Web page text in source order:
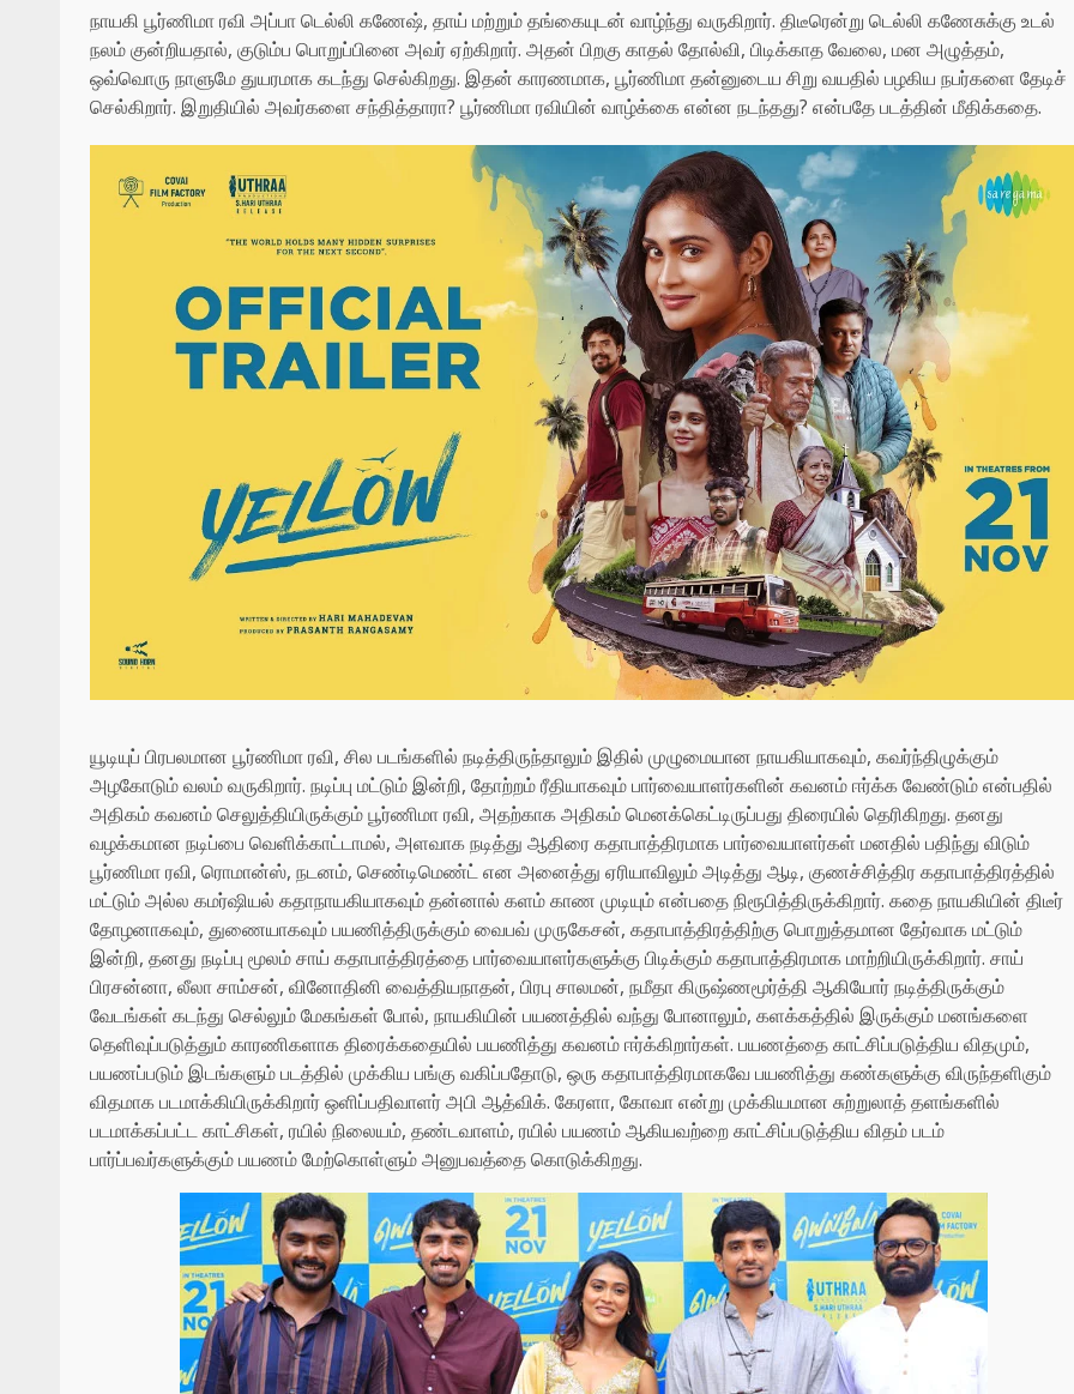
நாயகி பூர்ணிமா ரவி அப்பா டெல்லி கணேஷ், தாய் மற்றும் தங்கையுடன் வாழ்ந்து வருகிறார். திடீரென்று டெல்லி கணேசுக்கு உடல்
நலம் குன்றியதால், குடும்ப பொறுப்பினை அவர் ஏற்கிறார். அதன் பிறகு காதல் தோல்வி, பிடிக்காத வேலை, மன அழுத்தம்,
ஒவ்வொரு நாளுமே துயரமாக கடந்து செல்கிறது. இதன் காரணமாக, பூர்ணிமா தன்னுடைய சிறு வயதில் பழகிய நபர்களை தேடிச்
செல்கிறார். இறுதியில் அவர்களை சந்தித்தாரா? பூர்ணிமா ரவியின் வாழ்க்கை என்ன நடந்தது? என்பதே படத்தின் மீதிக்கதை.
யூடியுப் பிரபலமான பூர்ணிமா ரவி, சில படங்களில் நடித்திருந்தாலும் இதில் முழுமையான நாயகியாகவும், கவர்ந்திழுக்கும்
அழகோடும் வலம் வருகிறார். நடிப்பு மட்டும் இன்றி, தோற்றம் ரீதியாகவும் பார்வையாளர்களின் கவனம் ஈர்க்க வேண்டும் என்பதில்
அதிகம் கவனம் செலுத்தியிருக்கும் பூர்ணிமா ரவி, அதற்காக அதிகம் மெனக்கெட்டிருப்பது திரையில் தெரிகிறது. தனது
வழக்கமான நடிப்பை வெளிக்காட்டாமல், அளவாக நடித்து ஆதிரை கதாபாத்திரமாக பார்வையாளர்கள் மனதில் பதிந்து விடும்
பூர்ணிமா ரவி, ரொமான்ஸ், நடனம், செண்டிமெண்ட் என அனைத்து ஏரியாவிலும் அடித்து ஆடி, குணச்சித்திர கதாபாத்திரத்தில்
மட்டும் அல்ல கமர்ஷியல் கதாநாயகியாகவும் தன்னால் களம் காண முடியும் என்பதை நிரூபித்திருக்கிறார். கதை நாயகியின் திடீர்
தோழனாகவும், துணையாகவும் பயணித்திருக்கும் வைபவ் முருகேசன், கதாபாத்திரத்திற்கு பொறுத்தமான தேர்வாக மட்டும்
இன்றி, தனது நடிப்பு மூலம் சாய் கதாபாத்திரத்தை பார்வையாளர்களுக்கு பிடிக்கும் கதாபாத்திரமாக மாற்றியிருக்கிறார். சாய்
பிரசன்னா, லீலா சாம்சன், வினோதினி வைத்தியநாதன், பிரபு சாலமன், நமீதா கிருஷ்ணமூர்த்தி ஆகியோர் நடித்திருக்கும்
வேடங்கள் கடந்து செல்லும் மேகங்கள் போல், நாயகியின் பயணத்தில் வந்து போனாலும், களக்கத்தில் இருக்கும் மனங்களை
தெளிவுப்படுத்தும் காரணிகளாக திரைக்கதையில் பயணித்து கவனம் ஈர்க்கிறார்கள். பயணத்தை காட்சிப்படுத்திய விதமும்,
பயணப்படும் இடங்களும் படத்தில் முக்கிய பங்கு வகிப்பதோடு, ஒரு கதாபாத்திரமாகவே பயணித்து கண்களுக்கு விருந்தளிகும்
விதமாக படமாக்கியிருக்கிறார் ஒளிப்பதிவாளர் அபி ஆத்விக். கேரளா, கோவா என்று முக்கியமான சுற்றுலாத் தளங்களில்
படமாக்கப்பட்ட காட்சிகள், ரயில் நிலையம், தண்டவாளம், ரயில் பயணம் ஆகியவற்றை காட்சிப்படுத்திய விதம் படம்
பார்ப்பவர்களுக்கும் பயணம் மேற்கொள்ளும் அனுபவத்தை கொடுக்கிறது.